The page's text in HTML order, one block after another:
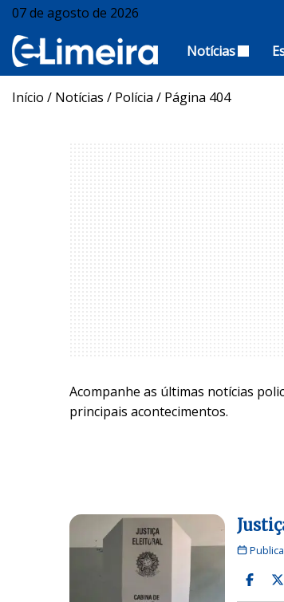
07 de agosto de 2026
Notícias
Início / Notícias / Polícia / Página 404
Acompanhe as últimas notícias
principais acontecimentos.